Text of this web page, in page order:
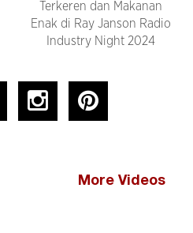
Terkeren dan Makanan
Enak di Ray Janson Radio
Industry Night 2024
More Videos